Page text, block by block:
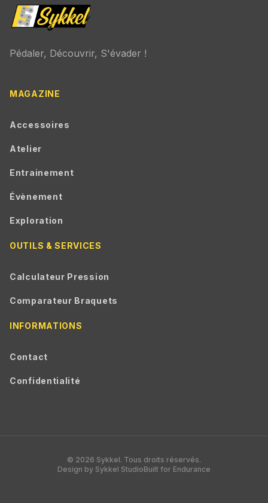
Pédaler, Découvrir, S'évader !
MAGAZINE
Accessoires
Atelier
Entrainement
Évènement
Exploration
OUTILS & SERVICES
Calculateur Pression
Comparateur Braquets
INFORMATIONS
Contact
Confidentialité
© 2026 Sykkel. Tous droits réservés.
Design by Sykkel StudioBuilt for Endurance